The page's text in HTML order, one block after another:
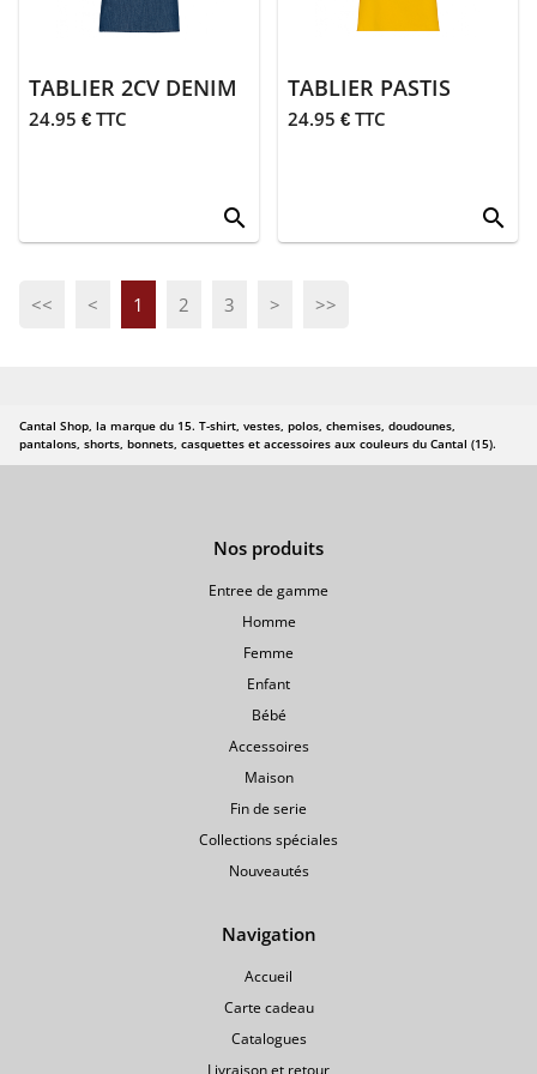
de paris
> Femme
du cantal
gamme
TABLIER 2CV DENIM
24.95 € TTC
search
TABLIER PASTIS
24.95 € TTC
search
<< < 1 2 3 > >>
Cantal Shop, la marque du 15. T-shirt, vestes, polos, chemises, doudounes,
pantalons, shorts, bonnets, casquettes et accessoires aux couleurs du Cantal (15).
Nos produits
Entree de gamme
Homme
Femme
Enfant
Bébé
Accessoires
Maison
Fin de serie
Collections spéciales
Nouveautés
Navigation
Accueil
Carte cadeau
Catalogues
Livraison et retour